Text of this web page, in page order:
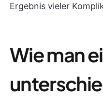
Ergebnis vieler
Wie man